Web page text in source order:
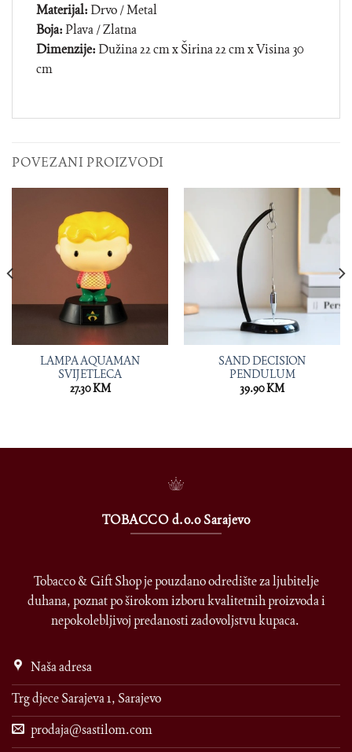
Materijal:Drvo / Metal
Boja:Plava / Zlatna
Dimenzije:Dužina 22 cm x Širina 22 cm x Visina 30
cm
POVEZANI PROIZVODI
LAMPA AQUAMAN
SVIJETLECA
27.30KM
SAND DECISION
PENDULUM
39.90KM
TOBACCO d.o.o Sarajevo
Tobacco & Gift Shop je pouzdano odredište za ljubitelje
duhana, poznat po širokom izboru kvalitetnih proizvoda i
nepokolebljivoj predanosti zadovoljstvu kupaca.
Naša adresa
Trg djece Sarajeva 1, Sarajevo
prodaja@sastilom.com